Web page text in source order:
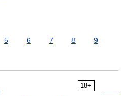
5 6 7 8
9
18+